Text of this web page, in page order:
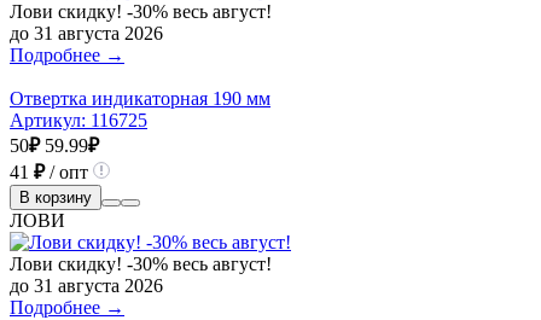
Лови скидку! -30% весь август!
до 31 августа 2026
Подробнее →
Отвертка индикаторная 190 мм
Артикул: 116725
50₽ 59.99₽
41 ₽/ опт
В корзину
ЛОВИ
Лови скидку! -30% весь август!
до 31 августа 2026
Подробнее →